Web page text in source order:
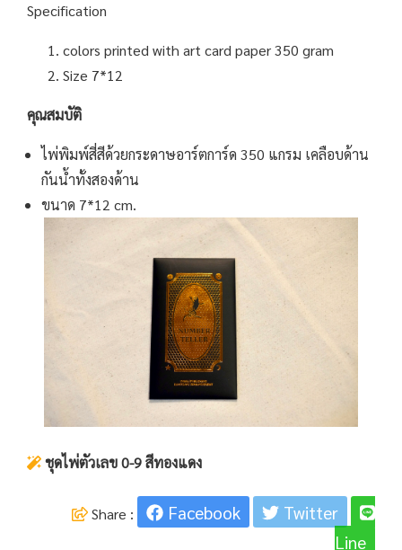
Specification
colors printed with art card paper 350 gram
Size 7*12
คุณสมบัติ
ไพ่พิมพ์สี่สีด้วยกระดาษอาร์ตการ์ด 350 แกรม เคลือบด้าน
กันน้ำทั้งสองด้าน
ขนาด 7*12 cm.
ชุดไพ่ตัวเลข 0-9 สีทองแดง
Share : Facebook
Twitter
Line